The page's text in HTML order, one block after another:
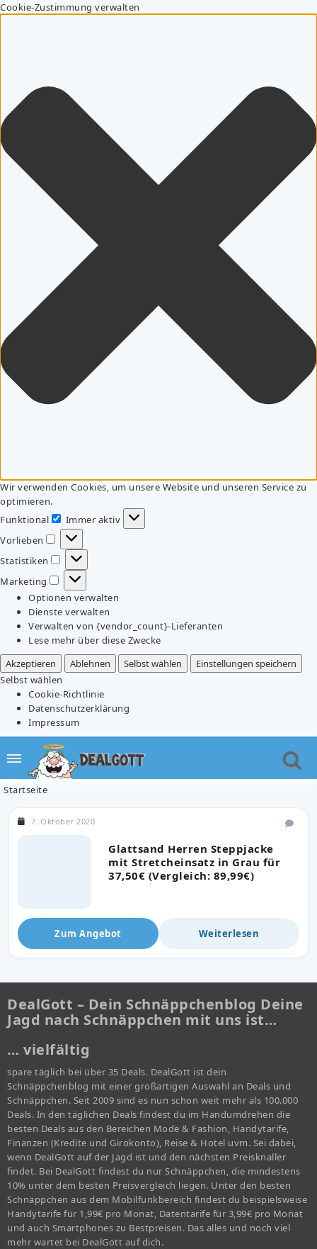
Cookie-Zustimmung verwalten
Wir verwenden Cookies, um unsere Website und unseren Service zu
optimieren.
Funktional
Funktional
Immer aktiv
Vorlieben
Vorlieben
Statistiken
Statistiken
Marketing
Marketing
Optionen verwalten
Dienste verwalten
Verwalten von {vendor_count}-Lieferanten
Lese mehr über diese Zwecke
Akzeptieren
Ablehnen Selbst wählen
Einstellungen speichern
Selbst wählen
Cookie-Richtlinie
Datenschutzerklärung
Impressum
Startseite
Glattsand Herren Steppjacke
mit Stretcheinsatz in Grau für
37,50€ (Vergleich: 89,99€)
7. Oktober 2020
Zum Angebot Weiterlesen
DealGott – Dein Schnäppchenblog Deine
Jagd nach Schnäppchen mit uns ist…
… vielfältig
spare täglich bei über 35 Deals. DealGott ist dein
Schnäppchenblog mit einer großartigen Auswahl an Deals und
Schnäppchen. Seit 2009 sind es nun schon weit mehr als 100.000
Deals. In den täglichen Deals findest du im Handumdrehen die
besten Deals aus den Bereichen Mode & Fashion, Handytarife,
Finanzen (Kredite und Girokonto), Reise & Hotel uvm. Sei dabei,
wenn DealGott auf der Jagd ist und den nächsten Preisknaller
findet. Bei DealGott findest du nur Schnäppchen, die mindestens
10% unter dem besten Preisvergleich liegen. Unter den besten
Schnäppchen aus dem Mobilfunkbereich findest du beispielsweise
Handytarife für 1,99€ pro Monat, Datentarife für 3,99€ pro Monat
und auch Smartphones zu Bestpreisen. Das alles und noch viel
mehr wartet bei DealGott auf dich.